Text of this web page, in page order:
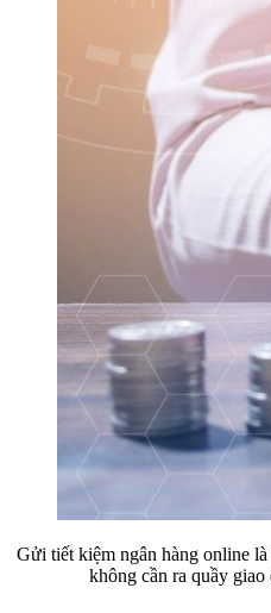
Gửi tiết kiệm ngân hàng online
không cần ra quầy